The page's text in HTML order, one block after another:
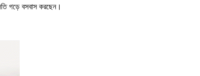
গড়ে বসবাস করছেন।